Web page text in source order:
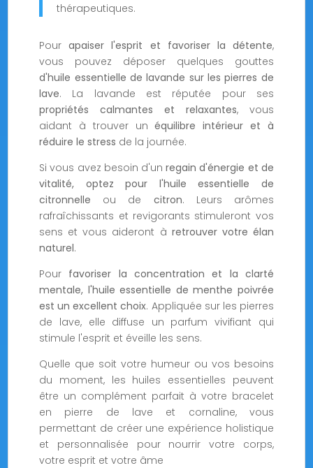
thérapeutiques.
Pour apaiser l'esprit et favoriser la détente,
vous pouvez déposer quelques gouttes
d'huile essentielle de lavande sur les pierres de
lave. La lavande est réputée pour ses
propriétés calmantes et relaxantes, vous
aidant à trouver unéquilibre intérieur et à
réduire le stress de la journée.
Si vous avez besoin d'unregain d'énergie et de
vitalité, optez pour l'huile essentielle de
citronnelle ou de citron. Leurs arômes
rafraîchissants et revigorants stimuleront vos
sens et vous aideront à retrouver votre élan
naturel.
Pour favoriser la concentration et la clarté
mentale, l'huile essentielle de menthe poivrée
est un excellent choix. Appliquée sur les pierres
de lave, elle diffuse un parfum vivifiant qui
stimule l'esprit et éveille les sens.
Quelle que soit votre humeur ou vos besoins
du moment, les huiles essentielles peuvent
être un complément parfait à votre bracelet
en pierre de lave et cornaline, vous
permettant de créer une expérience holistique
et personnalisée pour nourrir votre corps,
votre esprit et votre âme